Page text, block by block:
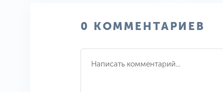
0 КОММЕНТАРИЕВ